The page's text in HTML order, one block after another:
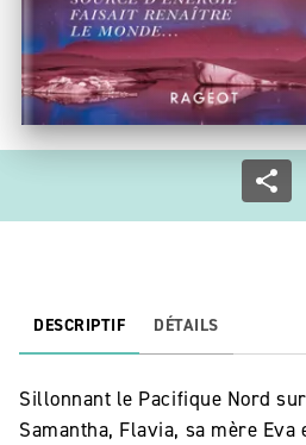
DESCRIPTIF DÉTAILS
Sillonnant le Pacifique Nord
Samantha, Flavia, sa mère